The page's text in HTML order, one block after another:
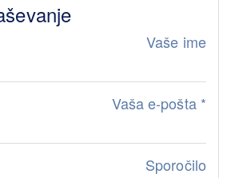
Vaše ime
Vaša e-pošta *
Sporočilo